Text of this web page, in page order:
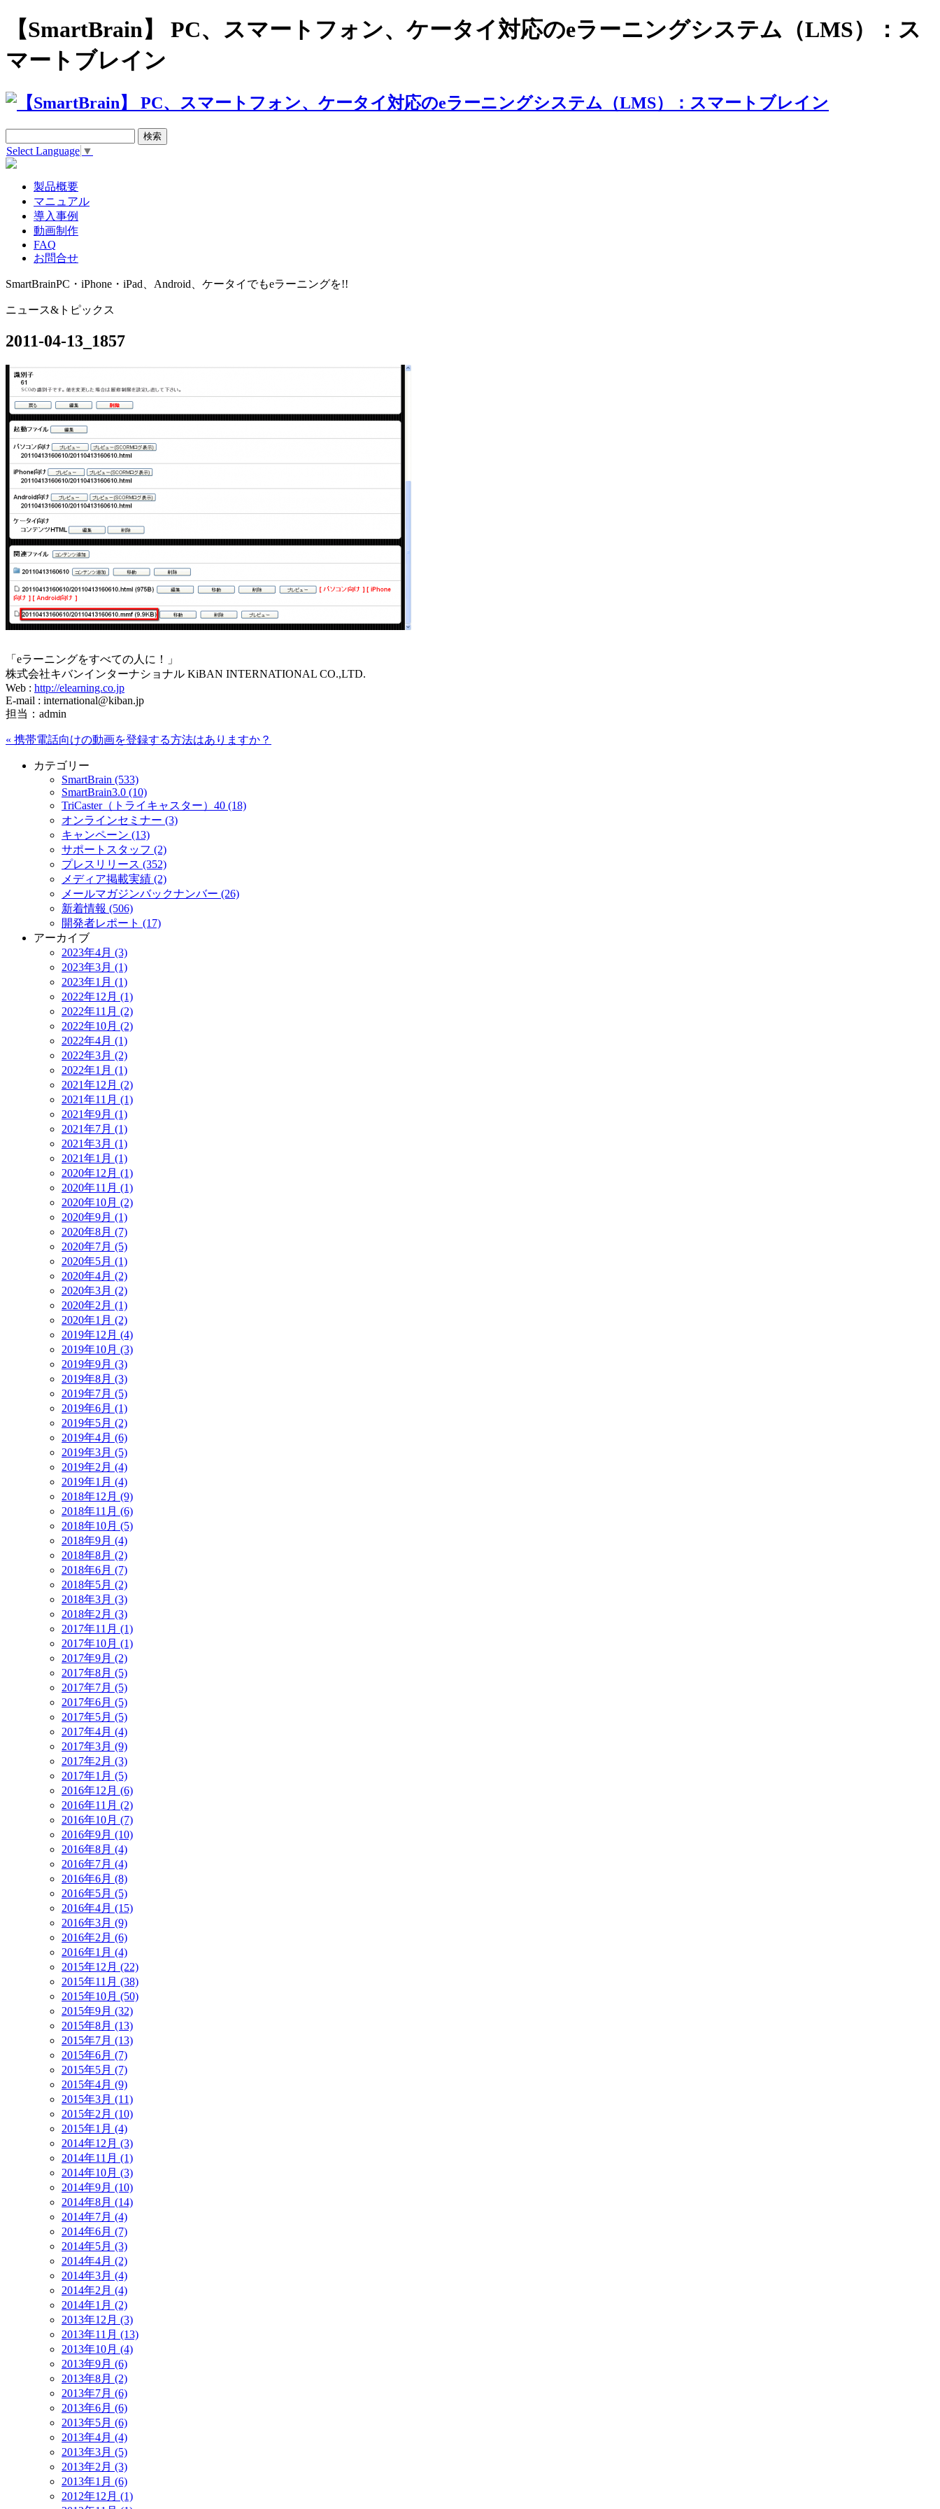
【SmartBrain】 PC、スマートフォン、ケータイ対応のeラーニングシステム（LMS）：ス
マートブレイン
Select Language ▼
製品概要
マニュアル
導入事例
動画制作
FAQ
お問合せ
SmartBrainPC・iPhone・iPad、Android、ケータイでもeラーニングを!!
ニュース&トピックス
2011-04-13_1857
「eラーニングをすべての人に！」
株式会社キバンインターナショナル KiBAN INTERNATIONAL CO.,LTD.
Web : http://elearning.co.jp
E-mail : international@kiban.jp
担当：admin
« 携帯電話向けの動画を登録する方法はありますか？
カテゴリー
SmartBrain (533)
SmartBrain3.0 (10)
TriCaster（トライキャスター）40 (18)
オンラインセミナー (3)
キャンペーン (13)
サポートスタッフ (2)
プレスリリース (352)
メディア掲載実績 (2)
メールマガジンバックナンバー (26)
新着情報 (506)
開発者レポート (17)
アーカイブ
2023年4月 (3)
2023年3月 (1)
2023年1月 (1)
2022年12月 (1)
2022年11月 (2)
2022年10月 (2)
2022年4月 (1)
2022年3月 (2)
2022年1月 (1)
2021年12月 (2)
2021年11月 (1)
2021年9月 (1)
2021年7月 (1)
2021年3月 (1)
2021年1月 (1)
2020年12月 (1)
2020年11月 (1)
2020年10月 (2)
2020年9月 (1)
2020年8月 (7)
2020年7月 (5)
2020年5月 (1)
2020年4月 (2)
2020年3月 (2)
2020年2月 (1)
2020年1月 (2)
2019年12月 (4)
2019年10月 (3)
2019年9月 (3)
2019年8月 (3)
2019年7月 (5)
2019年6月 (1)
2019年5月 (2)
2019年4月 (6)
2019年3月 (5)
2019年2月 (4)
2019年1月 (4)
2018年12月 (9)
2018年11月 (6)
2018年10月 (5)
2018年9月 (4)
2018年8月 (2)
2018年6月 (7)
2018年5月 (2)
2018年3月 (3)
2018年2月 (3)
2017年11月 (1)
2017年10月 (1)
2017年9月 (2)
2017年8月 (5)
2017年7月 (5)
2017年6月 (5)
2017年5月 (5)
2017年4月 (4)
2017年3月 (9)
2017年2月 (3)
2017年1月 (5)
2016年12月 (6)
2016年11月 (2)
2016年10月 (7)
2016年9月 (10)
2016年8月 (4)
2016年7月 (4)
2016年6月 (8)
2016年5月 (5)
2016年4月 (15)
2016年3月 (9)
2016年2月 (6)
2016年1月 (4)
2015年12月 (22)
2015年11月 (38)
2015年10月 (50)
2015年9月 (32)
2015年8月 (13)
2015年7月 (13)
2015年6月 (7)
2015年5月 (7)
2015年4月 (9)
2015年3月 (11)
2015年2月 (10)
2015年1月 (4)
2014年12月 (3)
2014年11月 (1)
2014年10月 (3)
2014年9月 (10)
2014年8月 (14)
2014年7月 (4)
2014年6月 (7)
2014年5月 (3)
2014年4月 (2)
2014年3月 (4)
2014年2月 (4)
2014年1月 (2)
2013年12月 (3)
2013年11月 (13)
2013年10月 (4)
2013年9月 (6)
2013年8月 (2)
2013年7月 (6)
2013年6月 (6)
2013年5月 (6)
2013年4月 (4)
2013年3月 (5)
2013年2月 (3)
2013年1月 (6)
2012年12月 (1)